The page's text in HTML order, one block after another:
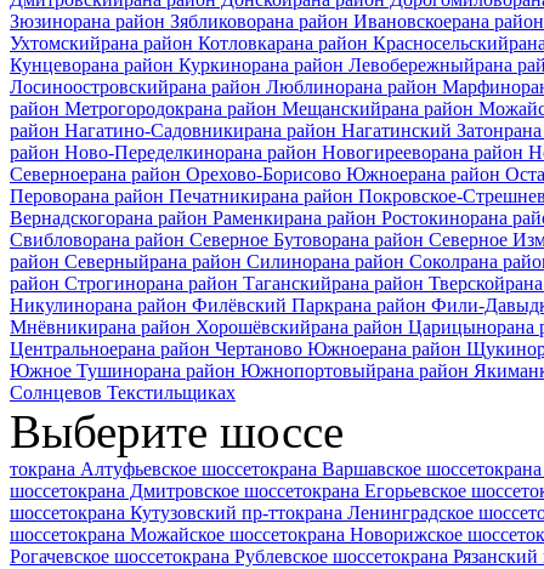
Зюзинорана район Зябликоворана район Ивановскоерана
Ухтомскийрана район Котловкарана район Красносельский
Кунцеворана район Куркинорана район Левобережныйрана
Лосиноостровскийрана район Люблинорана район Марфино
район Метрогородокрана район Мещанскийрана район
район Нагатино-Садовникирана район Нагатинский Затон
район Ново-Переделкинорана район Новогирееворана район
Северноерана район Орехово-Борисово Южноерана район
Пероворана район Печатникирана район Покровское-
Вернадскогорана район Раменкирана район Ростокинорана
Свибловорана район Северное Бутоворана район Северное
район Северныйрана район Силинорана район Соколрана
район Строгинорана район Таганскийрана район Тверской
Никулинорана район Филёвский Паркрана район Фили-
Мнёвникирана район Хорошёвскийрана район Царицынорана
Центральноерана район Чертаново Южноерана район Щукино
Южное Тушинорана район Южнопортовыйрана район
Солнцевов Текстильщиках
Выберите шоссе
токрана Алтуфьевское шоссетокрана Варшавское шоссе
шоссетокрана Дмитровское шоссетокрана Егорьевское шоссе
шоссетокрана Кутузовский пр-ттокрана Ленинградское шоссе
шоссетокрана Можайское шоссетокрана Новорижское шоссе
Рогачевское шоссетокрана Рублевское шоссетокрана Рязанский